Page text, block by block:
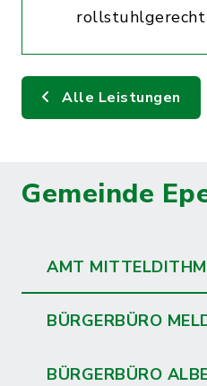
rollstuhlgerecht
Alle Leistungen
Gemeinde
AMT
BÜRGERBÜRO
BÜRGERBÜRO